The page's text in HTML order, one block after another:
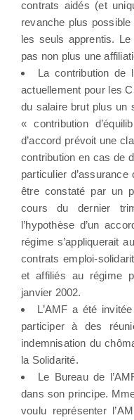
contrats aidés (et
revanche plus
les seuls apprentis.
pas non plus une
La contribution de
actuellement pour les
du salaire brut plus un
« contribution
d’accord prévoit une
contribution en cas de
particulier
être constaté par un
cours du dernier
l’hypothèse d’un
régime s’appliquerait
contrats emploi-
et affiliés au régime
janvier 2002.
L’AMF a été
participer à des
indemnisation du
la Solidarité.
Le Bureau de
dans son principe.
voulu représenter